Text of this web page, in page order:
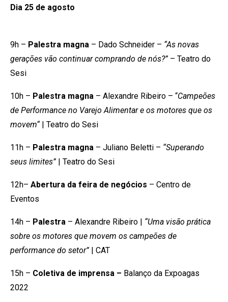
Dia 25 de agosto
9h – Palestra magna – Dado Schneider – “As novas
gerações vão continuar comprando de nós?” ­ – Teatro do
Sesi
10h – Palestra magna – Alexandre Ribeiro – “Campeões
de Performance no Varejo Alimentar e os motores que os
movem“ | Teatro do Sesi
11h – Palestra magna – Juliano Beletti – “Superando
seus limites” ­ | Teatro do Sesi
12h– Abertura da feira de negócios – Centro de
Eventos
14h – Palestra – Alexandre Ribeiro | “Uma visão prática
sobre os motores que movem os campeões de
performance do setor” | CAT
15h – Coletiva de imprensa – Balanço da Expoagas
2022